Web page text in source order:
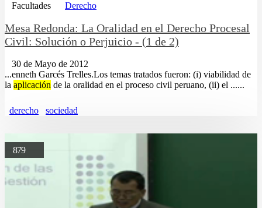
Facultades Derecho
Mesa Redonda: La Oralidad en el Derecho Procesal
Civil: Solución o Perjuicio - (1 de 2)
30 de Mayo de 2012
...enneth Garcés Trelles.Los temas tratados fueron: (i) viabilidad de
la aplicación de la oralidad en el proceso civil peruano, (ii) el ......
derecho sociedad
879